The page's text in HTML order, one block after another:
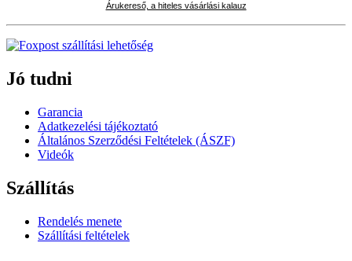
Árukereső, a hiteles vásárlási kalauz
Jó tudni
Garancia
Adatkezelési tájékoztató
Általános Szerződési Feltételek (ÁSZF)
Videók
Szállítás
Rendelés menete
Szállítási feltételek